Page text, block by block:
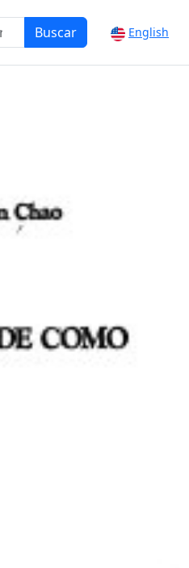
Buscar English